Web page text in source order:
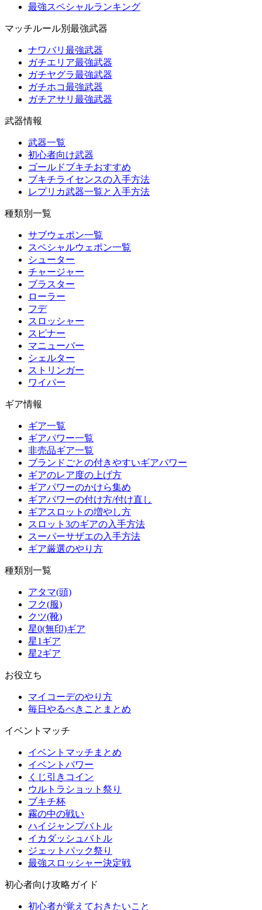
最強スペシャルランキング
マッチルール別最強武器
ナワバリ最強武器
ガチエリア最強武器
ガチヤグラ最強武器
ガチホコ最強武器
ガチアサリ最強武器
武器情報
武器一覧
初心者向け武器
ゴールドブキチおすすめ
ブキチライセンスの入手方法
レプリカ武器一覧と入手方法
種類別一覧
サブウェポン一覧
スペシャルウェポン一覧
シューター
チャージャー
ブラスター
ローラー
フデ
スロッシャー
スピナー
マニューバー
シェルター
ストリンガー
ワイパー
ギア情報
ギア一覧
ギアパワー一覧
非売品ギア一覧
ブランドごとの付きやすいギアパワー
ギアのレア度の上げ方
ギアパワーのかけら集め
ギアパワーの付け方/付け直し
ギアスロットの増やし方
スロット3のギアの入手方法
スーパーサザエの入手方法
ギア厳選のやり方
種類別一覧
アタマ(頭)
フク(服)
クツ(靴)
星0(無印)ギア
星1ギア
星2ギア
お役立ち
マイコーデのやり方
毎日やるべきことまとめ
イベントマッチ
イベントマッチまとめ
イベントパワー
くじ引きコイン
ウルトラショット祭り
ブキチ杯
霧の中の戦い
ハイジャンプバトル
イカダッシュバトル
ジェットパック祭り
最強スロッシャー決定戦
初心者向け攻略ガイド
初心者が覚えておきたいこと